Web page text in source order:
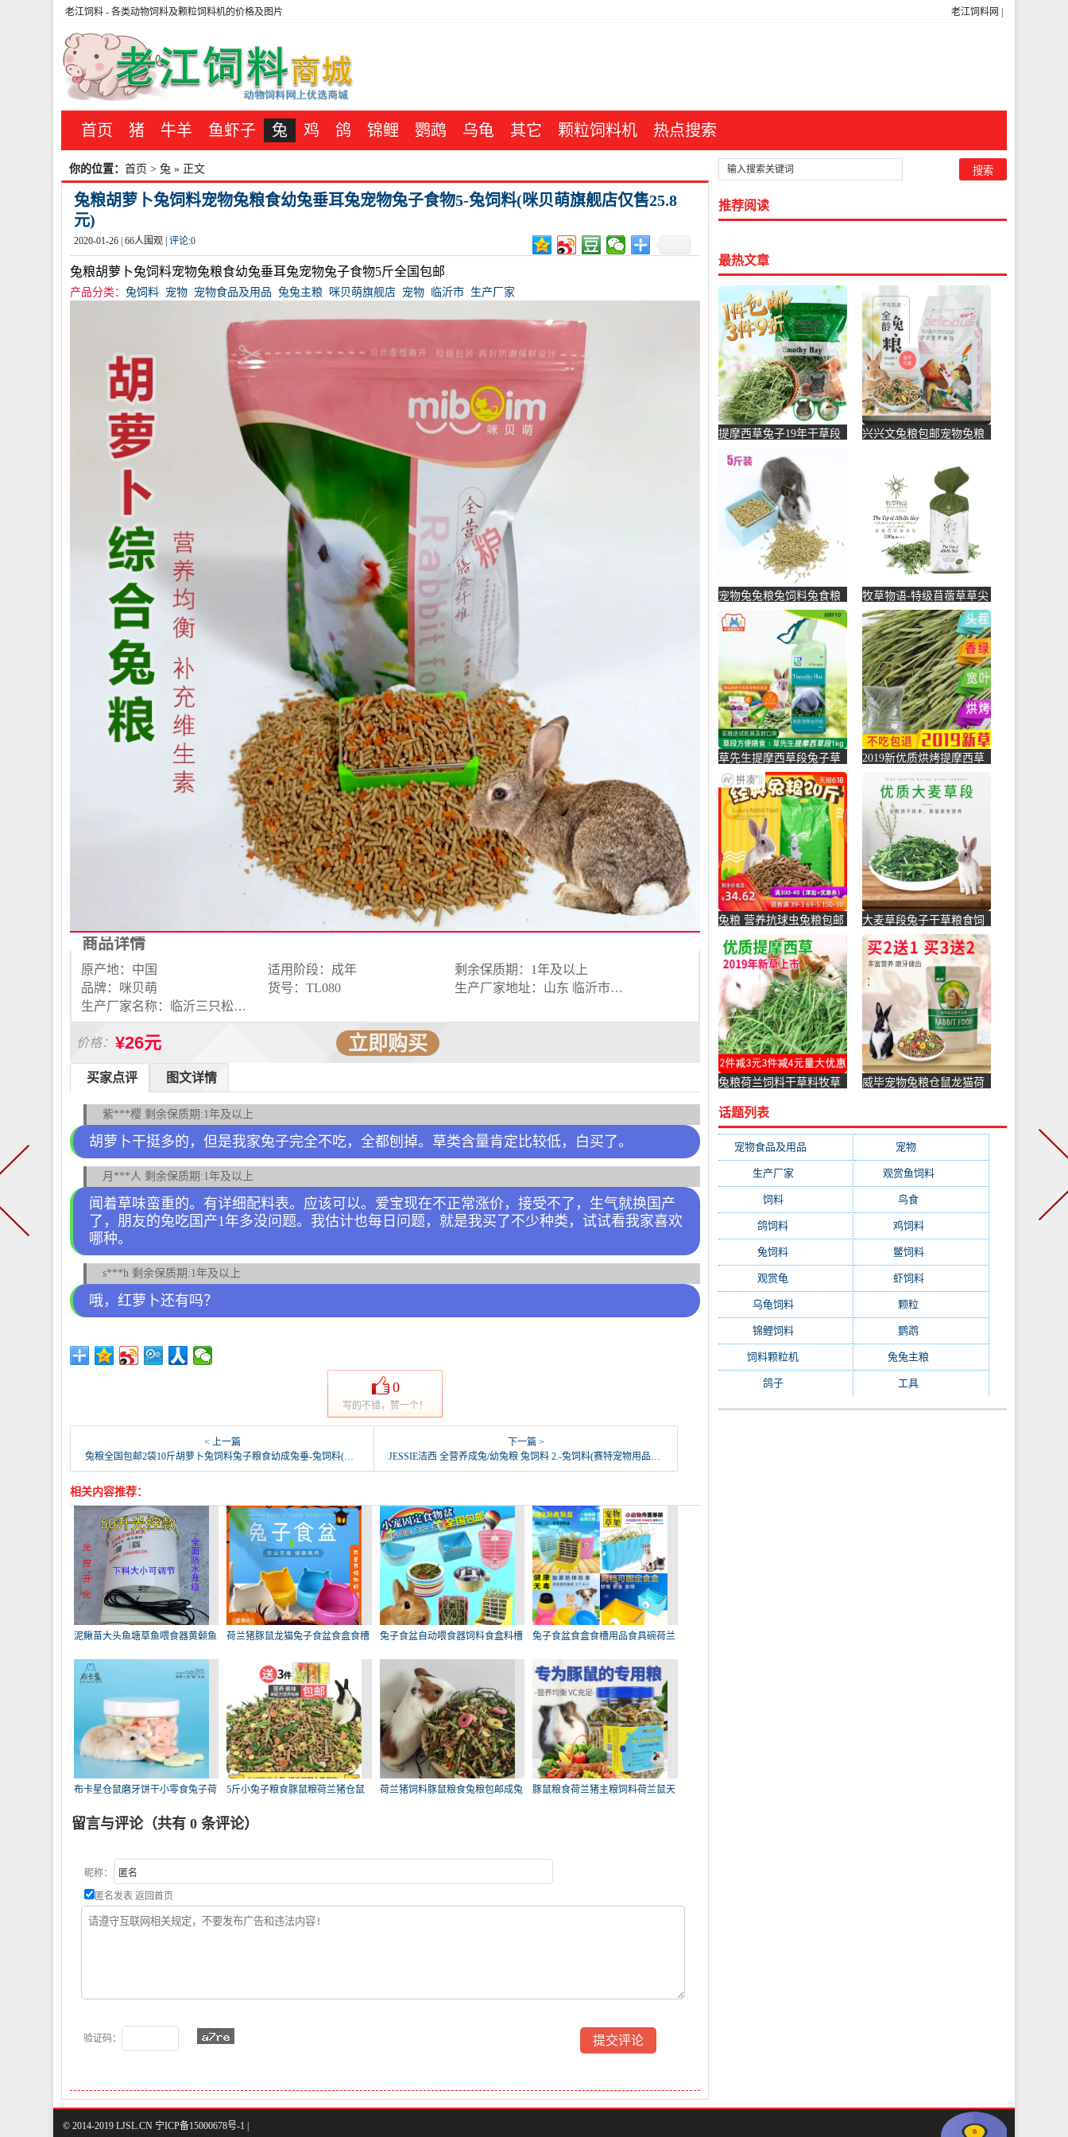
老江饲料网
老江饲料 - 各类动物饲料及颗粒饲料机的价格及图片
首页 猪 牛羊 鱼虾子 兔 鸡 鸽 锦鲤 鹦鹉 乌龟 其它 颗粒饲料机 热点搜索
你的位置： 首页 > 兔 » 正文
兔粮胡萝卜兔饲料宠物兔粮食幼兔垂耳兔宠物兔子食物5-兔饲料(咪贝萌旗舰店仅售25.8
元)
2020-01-26 | 66人围观 | 评论:0
兔粮胡萝卜兔饲料宠物兔粮食幼兔垂耳兔宠物兔子食物5斤全国包邮
产品分类： 兔饲料 宠物 宠物食品及用品 兔兔主粮 咪贝萌旗舰店 宠物 临沂市 生产厂家
商品详情
原产地：中国 适用阶段：成年
剩余保质期：1年及以上
品牌：咪贝萌
货号：TL080
生产厂家地址：山东 临沂市罗庄区罗庄工业园区
生产厂家名称：临沂三只松鼠宠物用品有限公司
价格： ¥26元 立即购买
图文详情
买家点评
紫***樱 剩余保质期:1年及以上
胡萝卜干挺多的，但是我家兔子完全不吃，全都刨掉。草类含量肯定比较低，白买了。
月***人 剩余保质期:1年及以上
闻着草味蛮重的。有详细配料表。应该可以。爱宝现在不正常涨价，接受不了，生气就换国产
了，朋友的兔吃国产1年多没问题。我估计也每日问题，就是我买了不少种类，试试看我家喜欢
哪种。
s***h 剩余保质期:1年及以上
哦，红萝卜还有吗？
0
写的不错，赞一个！
< 上一篇
兔粮全国包邮2袋10斤胡萝卜兔饲料兔子粮食幼成兔垂-兔饲料(咪贝萌旗舰店仅售49.8元)
下一篇 >
JESSIE洁西 全营养成兔/幼兔粮 兔饲料 2.-兔饲料(赛特宠物用品专营店仅售23元)
相关内容推荐：
泥鳅苗大头鱼塘草鱼喂食器黄颡鱼
饲
荷兰猪豚鼠龙猫兔子食盆食盒食槽
兔子食盆自动喂食器饲料食盒料槽
龙
兔子食盆食盒食槽用品食具碗荷兰
布卡星仓鼠磨牙饼干小零食兔子荷
5斤小兔子粮食豚鼠粮荷兰猪仓鼠
荷兰猪饲料豚鼠粮食兔粮包邮成兔
豚鼠粮食荷兰猪主粮饲料荷兰鼠天
留言与评论（共有 0 条评论）
昵称：
匿名发表 返回首页
验证码：
推荐阅读
最热文章
提摩西草兔子19年干草段
饲料-兔饲料(君达宠物用
品专营店仅售11.9元)
兴兴文兔粮包邮宠物兔粮
饲料重-兔饲料(兴兴文旗
舰店仅售20元)
宠物兔兔粮兔饲料兔食粮
兔子粮主粮幼兔垂耳兔侏
儒兔粮-兔饲料(冲刺凯杰
五金专营店仅售30.48元)
牧草物语-特级苜蓿草草尖
兔子粮食龙猫干牧草豚鼠
粮饲-兔饲料(果登喜旗舰
店仅售22.5元)
草先生提摩西草段兔子草
段草粮龙猫豚鼠荷兰猪饲
料牧草-兔饲料(蓝博宠物
用品专营店仅售28元)
2019新优质烘烤提摩西草
干-兔饲料(真宠宠物用品
专营店仅售15.8元)
兔粮 营养抗球虫兔粮包邮
兔饲料20斤大袋幼兔成兔
宠-兔饲料(拼凑旗舰店仅
售49.41元)
大麦草段兔子干草粮食饲
料仓鼠草粮荷兰猪龙猫食
物牧草-兔饲料(宠悦宠物
用品专营店仅售3.5元)
兔粮荷兰饲料干草料牧草
猫兔-兔饲料(朱掌柜旗舰
店仅售11.76元)
威毕宠物兔粮仓鼠龙猫荷
用品专营店仅售8.8元)
话题列表
宠物食品及用品 宠物(1231)
生产厂家 观赏鱼饲料(358)
饲料(281) 鸟食
鸽饲料 鸡饲料(158)
兔饲料 鳖饲料(153)
观赏龟 虾饲料(146)
乌龟饲料(143) 颗粒
锦鲤饲料(132) 鹦鹉
饲料颗粒机 兔兔主粮
鸽子(108) 工具
© 2014-2019 LJSL.CN 宁ICP备15000678号-1 |